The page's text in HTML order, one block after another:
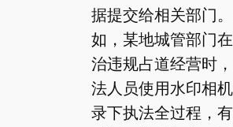
据提交给相关部门
如，某地城管部门
治违规占道经营时
法人员使用水印相
录下执法全过程，